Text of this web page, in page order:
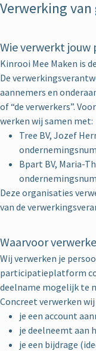
Verwerking van
Wie verwerkt jouw
Kinrooi Mee Maken is
De
aannemers en
of “de verwerkers”.
werken wij samen met:
Tree BV, Jozef
Bpart BV, Maria-
Deze organisaties
van de
Waarvoor
Wij verwerken je
participatieplatform
deelname mogelijk te
Concreet verwerken
je een account
je deelneemt aan
je een bijdrage